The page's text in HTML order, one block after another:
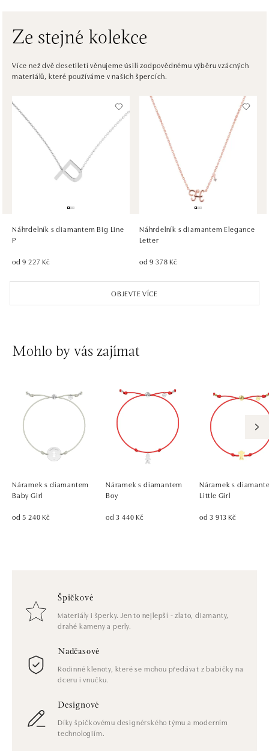
ALOve OC Eurovea, Bratislava
Pribinova 8, 811 09 Bratislava
tel.: +421917090467
HALADA OC Avion, Bratislava
Ivanská cesta 16, 821 04 Bratislava
tel.: +421 917 090 372
dnes otevřeno od 10:00
Pribinova 8, 811 09 Bratislava
dnes otevřeno od 10:00
Ze stejné kolekce
Více než dvě desetiletí věnujeme úsilí zodpovědnému výběru vzácných
materiálů, které používáme v našich špercích.
OBJEVTE VÍCE
Náhrdelník s diamantem Big Line
P
od 9 227 Kč
Náhrdelník s diamantem Elegance
Letter
od 9 378 Kč
Mohlo by vás zajímat
Náramek s diamantem
Baby Girl
od 5 240 Kč
Náramek s diamantem
Boy
od 3 440 Kč
Náramek s
Little Girl
od 3 913 Kč
Špičkové
Materiály i šperky. Jen to nejlepší - zlato, diamanty,
drahé kameny a perly.
Nadčasové
Rodinné klenoty, které se mohou předávat z babičky na
dceru i vnučku.
Designové
Díky špičkovému designérského týmu a moderním
technologiím.